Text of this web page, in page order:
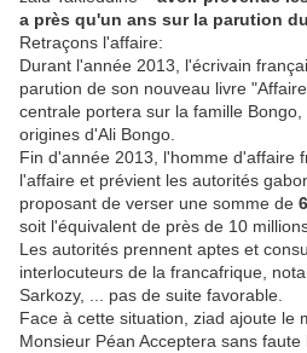
a près qu'un ans sur la parution
Retraçons l'affaire:
Durant l'année 2013, l'écrivain
parution de son nouveau livre
centrale portera sur la famille
origines d'Ali Bongo.
Fin d'année 2013, l'homme d'affaire
l'affaire et prévient les autorités
proposant de verser une somme de
soit l'équivalent de près de 10
Les autorités prennent aptes et
interlocuteurs de la francafrique,
Sarkozy, ... pas de suite favorable.
Face à cette situation, ziad ajoute le
Monsieur Péan Acceptera sans